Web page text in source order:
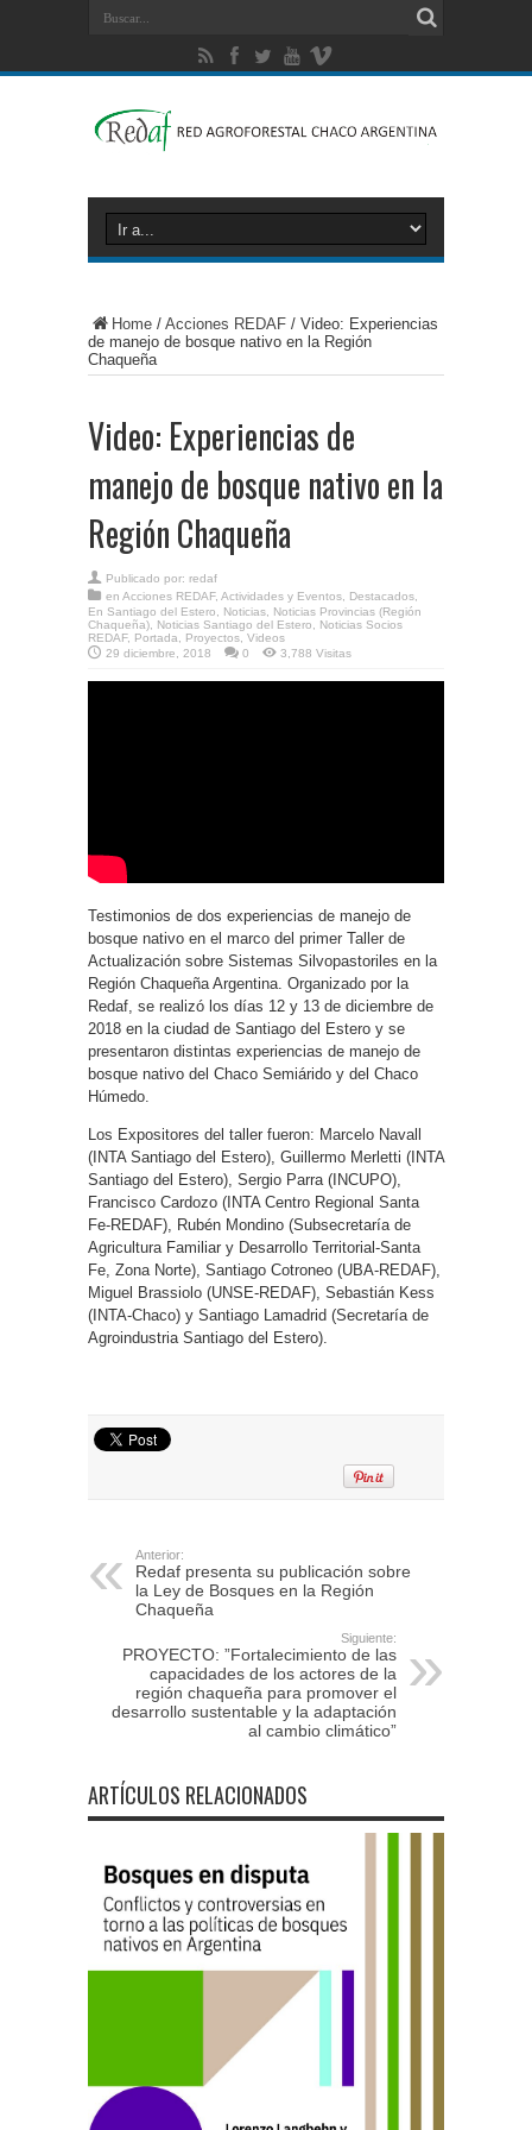
Home / Acciones REDAF / Video: Experiencias
de manejo de bosque nativo en la Región
Chaqueña
Video: Experiencias de
manejo de bosque nativo en la
Región Chaqueña
Publicado por: redaf
en Acciones REDAF, Actividades y Eventos Destacados
En Santiago del Estero
Noticias
Noticias Provincias (Región
Chaqueña)
Noticias Santiago del Estero
Noticias Socios
REDAF, Portada Proyectos Videos
29 diciembre, 2018
0 3,788 Visitas
Testimonios de dos experiencias de manejo de
bosque nativo en el marco del primer Taller de
Actualización sobre Sistemas Silvopastoriles en la
Región Chaqueña Argentina. Organizado por la
Redaf, se realizó los días 12 y 13 de diciembre de
2018 en la ciudad de Santiago del Estero y se
presentaron distintas experiencias de manejo de
bosque nativo del Chaco Semiárido y del Chaco
Húmedo.
Los Expositores del taller fueron: Marcelo Navall
(INTA Santiago del Estero), Guillermo Merletti (INTA
Santiago del Estero), Sergio Parra (INCUPO),
Francisco Cardozo (INTA Centro Regional Santa
Fe-REDAF), Rubén Mondino (Subsecretaría de
Agricultura Familiar y Desarrollo Territorial-Santa
Fe, Zona Norte), Santiago Cotroneo (UBA-REDAF),
Miguel Brassiolo (UNSE-REDAF), Sebastián Kess
(INTA-Chaco) y Santiago Lamadrid (Secretaría de
Agroindustria Santiago del Estero).
Anterior:
Redaf presenta su publicación sobre
la Ley de Bosques en la Región
Chaqueña
Siguiente:
PROYECTO: ”Fortalecimiento de las
capacidades de los actores de la
región chaqueña para promover el
desarrollo sustentable y la adaptación
al cambio climático”
ARTÍCULOS RELACIONADOS